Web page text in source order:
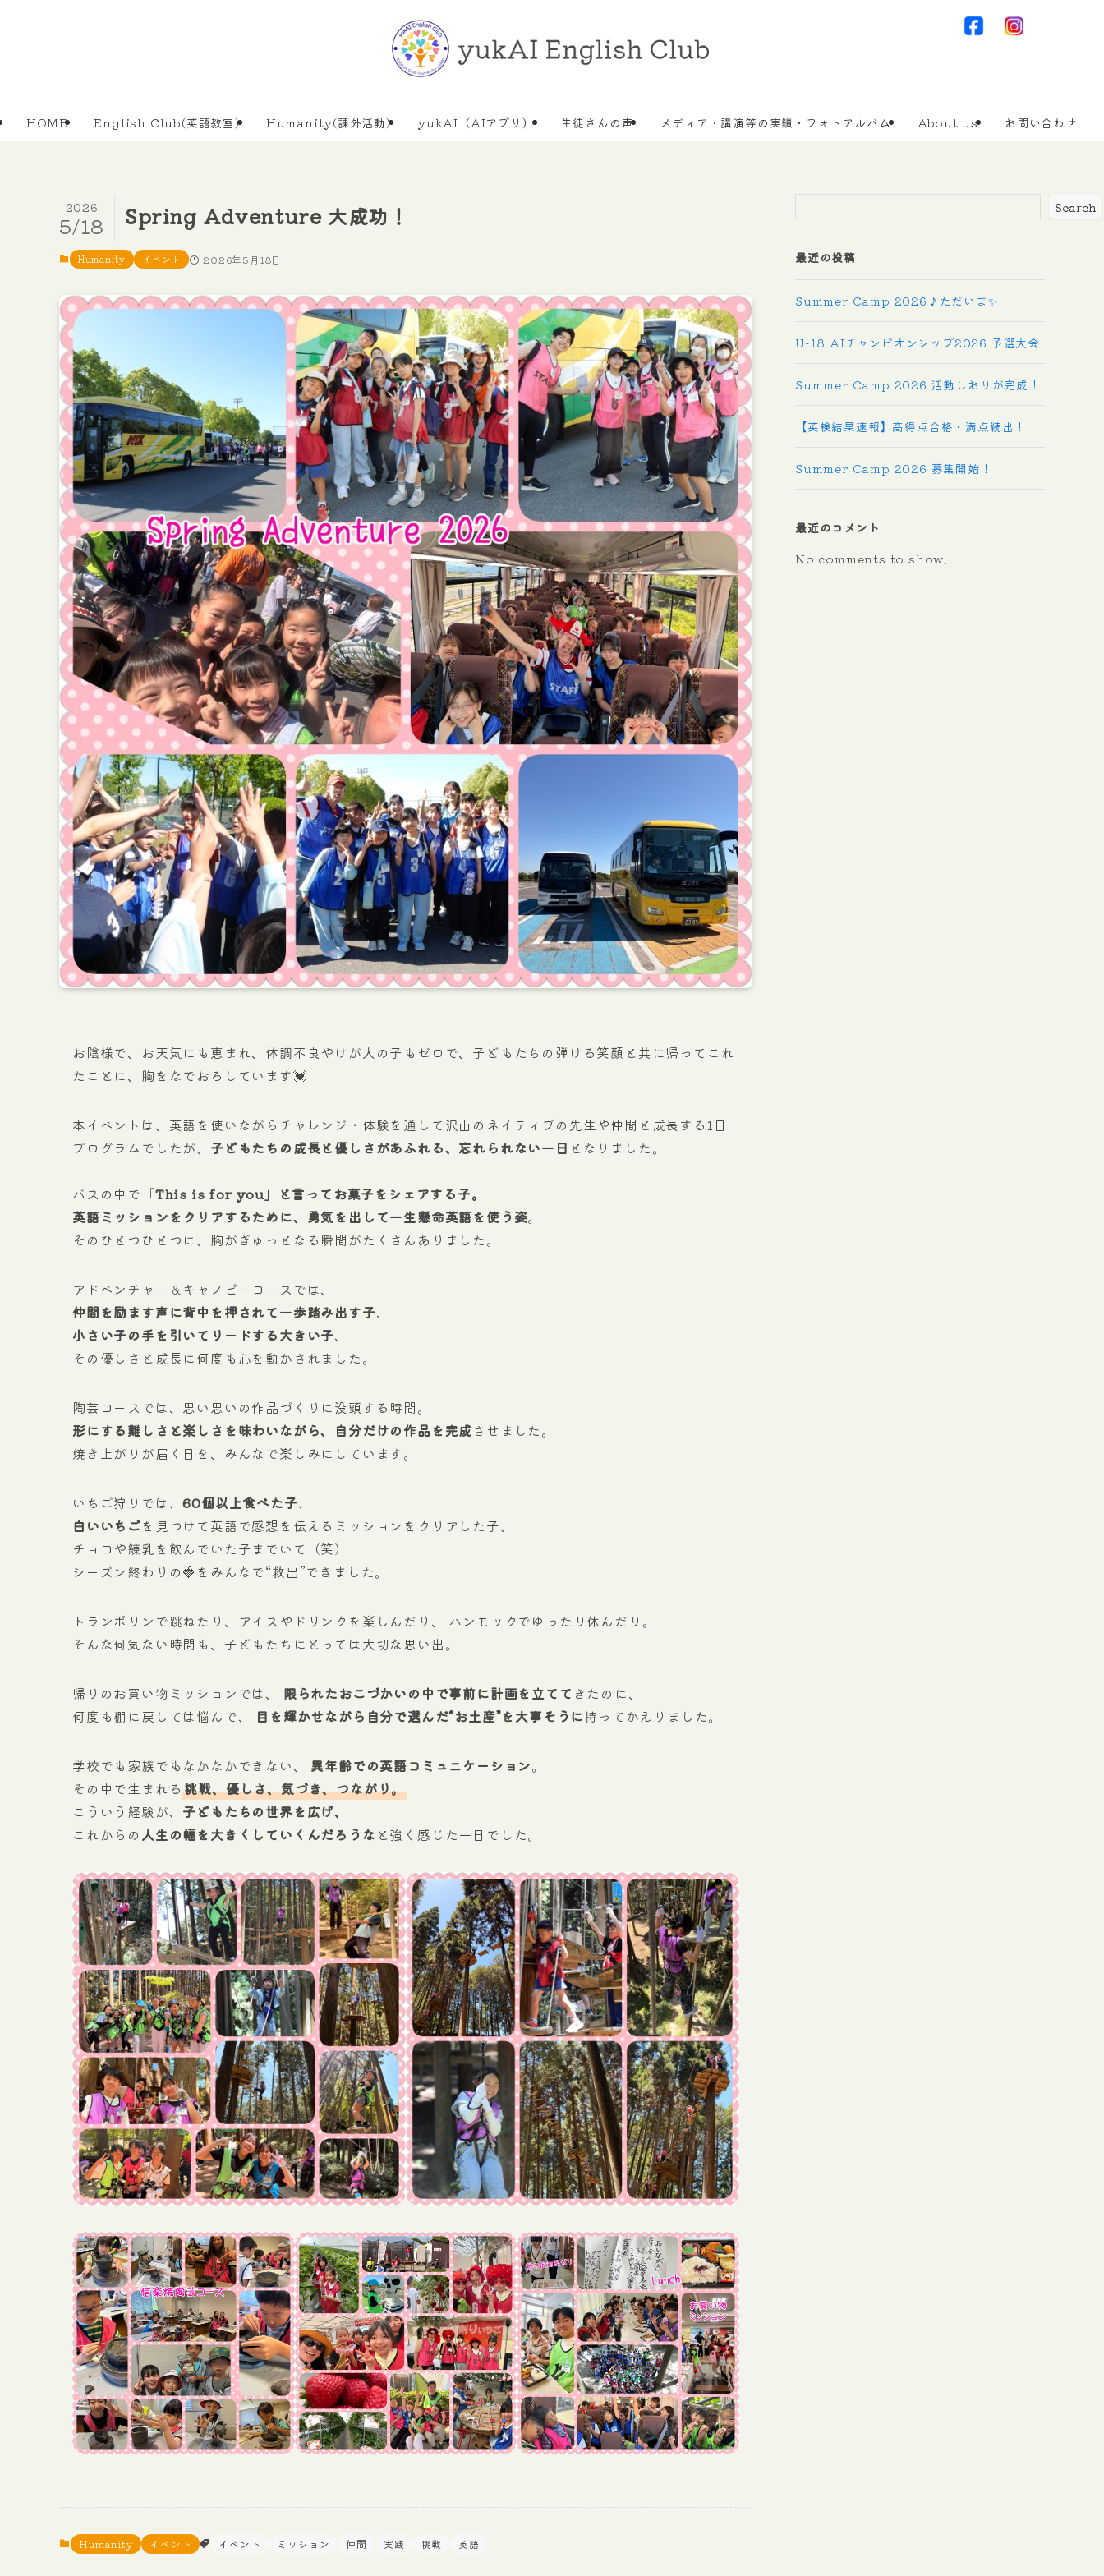
HOME English Club(英語教室) Humanity(課外活動) yukAI（AIアプリ） 生徒さんの声 メディア・講演等の実績・フォトアルバム About us お問い合わせ
Spring Adventure 大成功！
2026
5/18
Humanity イベント 2026年5月18日
お陰様で、お天気にも恵まれ、体調不良やけが人の子もゼロで、子どもたちの弾ける笑顔と共に帰ってこれ
たことに、胸をなでおろしています💓
本イベントは、英語を使いながらチャレンジ・体験を通して沢山のネイティブの先生や仲間と成長する1日
プログラムでしたが、 子どもたちの成長と優しさがあふれる、忘れられない一日 となりました。
バスの中で「This is for you」と言ってお菓子をシェアする子。
英語ミッションをクリアするために、勇気を出して一生懸命英語を使う姿。
そのひとつひとつに、胸がぎゅっとなる瞬間がたくさんありました。
アドベンチャー＆キャノピーコースでは、
仲間を励ます声に背中を押されて一歩踏み出す子、
小さい子の手を引いてリードする大きい子、
その優しさと成長に何度も心を動かされました。
陶芸コースでは、思い思いの作品づくりに没頭する時間。
形にする難しさと楽しさを味わいながら、自分だけの作品を完成させました。
焼き上がりが届く日を、みんなで楽しみにしています。
いちご狩りでは、60個以上食べた子、
白いいちごを見つけて英語で感想を伝えるミッションをクリアした子、
チョコや練乳を飲んでいた子までいて（笑）
シーズン終わりの🍓をみんなで“救出”できました。
トランポリンで跳ねたり、アイスやドリンクを楽しんだり、 ハンモックでゆったり休んだり。
そんな何気ない時間も、子どもたちにとっては大切な思い出。
帰りのお買い物ミッションでは、 限られたおこづかいの中で事前に計画を立てて きたのに、
何度も棚に戻しては悩んで、
目を輝かせながら自分で選んだ“お土産”を大事そうに持ってかえりました。
学校でも家族でもなかなかできない、 異年齢での英語コミュニケーション。
その中で生まれる挑戦、優しさ、気づき、つながり。
こういう経験が、 子どもたちの世界を広げ、
これからの 人生の幅を大きくしていくんだろうな と強く感じた一日でした。
Humanity イベント イベント ミッション 仲間 実践 挑戦 英語
Search
最近の投稿
Summer Camp 2026♪ただいま✨
U-18 AIチャンピオンシップ2026 予選大会
Summer Camp 2026 活動しおりが完成！
【英検結果速報】高得点合格・満点続出！
Summer Camp 2026 募集開始！
最近のコメント
No comments to show.